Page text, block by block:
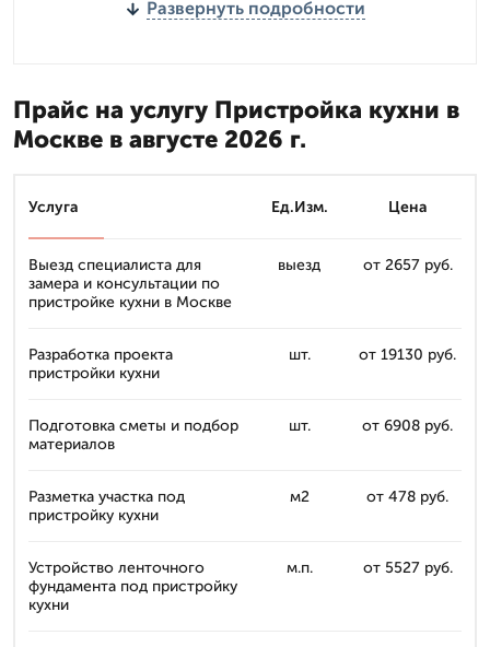
Развернуть подробности
Прайс на услугу Пристройка кухни в
Москве в августе 2026 г.
Услуга Ед.Изм. Цена
Выезд специалиста для
замера и консультации по
пристройке кухни в Москве
выезд от 2657 руб.
Разработка проекта
пристройки кухни
шт. от 19130 руб.
Подготовка сметы и подбор
материалов
шт. от 6908 руб.
Разметка участка под
пристройку кухни
м2 от 478 руб.
Устройство ленточного
фундамента под пристройку
кухни
м.п. от 5527 руб.